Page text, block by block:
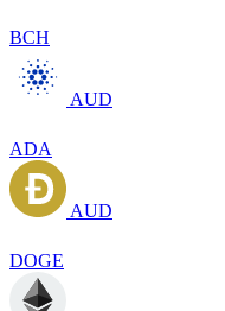
BCH
AUD
ADA
AUD
DOGE